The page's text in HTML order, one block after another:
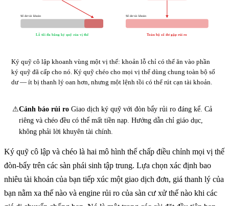
Lỗ tối đa bằng ký quỹ của vị thế
Số dư tài khoản
Toàn bộ số dư gặp rủi ro
Số dư tài khoản
Ký quỹ cô lập khoanh vùng một vị thế: khoản lỗ chỉ có thể ăn vào phần
ký quỹ đã cấp cho nó. Ký quỹ chéo cho mọi vị thế dùng chung toàn bộ số
dư — ít bị thanh lý oan hơn, nhưng một lệnh tồi có thể rút cạn tài khoản.
⚠Cảnh báo rủi ro Giao dịch ký quỹ với đòn bẩy rủi ro đáng kể. Cả
riêng và chéo đều có thể mất tiền nạp. Hướng dẫn chỉ giáo dục,
không phải lời khuyên tài chính.
Ký quỹ cô lập và chéo là hai mô hình thế chấp điều chỉnh mọi vị thế
đòn-bẩy trên các sàn phái sinh tập trung. Lựa chọn xác định bao
nhiêu tài khoản của bạn tiếp xúc một giao dịch đơn, giá thanh lý của
bạn nằm xa thế nào và engine rủi ro của sàn cư xử thế nào khi các